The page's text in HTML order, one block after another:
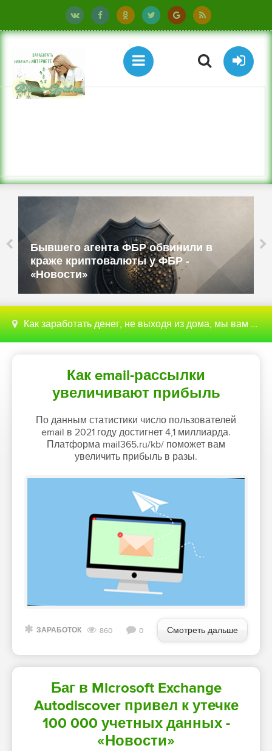
Бывшего агента ФБР обвинили в
краже криптовалюты у ФБР -
«Новости»
Как заработать денег, не выходя из дома, мы вам поможем с этим разобраться
Как email-рассылки
увеличивают прибыль
По данным статистики число пользователей
email в 2021 году достигнет 4,1 миллиарда.
Платформа mail365.ru/kb/ поможет вам
увеличить прибыль в разы.
ЗАРАБОТОК 860 0 Смотреть дальше
Баг в Microsoft Exchange
Autodiscover привел к утечке
100 000 учетных данных -
«Новости»